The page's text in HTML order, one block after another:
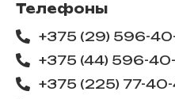
Телефоны
+375 (29) 596-
+375 (44) 596-
+375 (225) 77-